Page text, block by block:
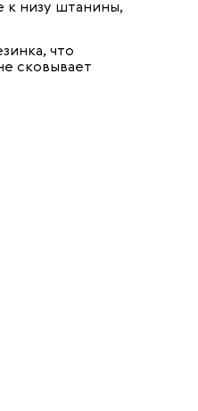
к низу штанины,
что
сковывает